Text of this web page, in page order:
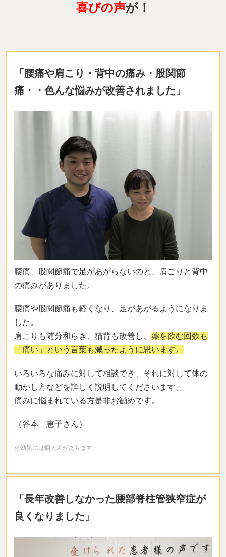
喜びの声が！
「腰痛や肩こり・背中の痛み・股関節
痛・・色んな悩みが改善されました」
腰痛、股関節痛で足があがらないのと、肩こりと背中
の痛みがありました。
腰痛や股関節痛も軽くなり、足があがるようになりま
した。
肩こりも随分和らぎ、猫背も改善し、 薬を飲む回数も
「痛い」という言葉も減ったように思います。
いろいろな痛みに対して相談でき、それに対して体の
動かし方などを詳しく説明してくださいます。
痛みに悩まれている方是非お勧めです。
（谷本 恵子さん）
※効果には個人差があります
「長年改善しなかった腰部脊柱管狭窄症が
良くなりました」